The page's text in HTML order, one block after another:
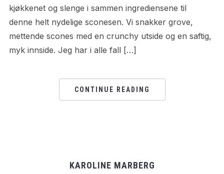
kjøkkenet og slenge i sammen ingrediensene til
denne helt nydelige sconesen. Vi snakker grove,
mettende scones med en crunchy utside og en saftig,
myk innside. Jeg har i alle fall […]
CONTINUE READING
KAROLINE MARBERG